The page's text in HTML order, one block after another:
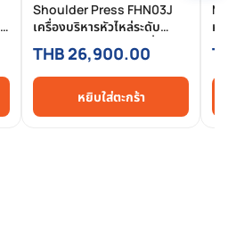
Shoulder Press FHN03J
เครื่องบริหารหัวไหล่ระดับ
Commercial แรงต่อเนื่อง
ตอบสนองทุกองศาการดัน
THB 26,900.00
หยิบใส่ตะกร้า
ห